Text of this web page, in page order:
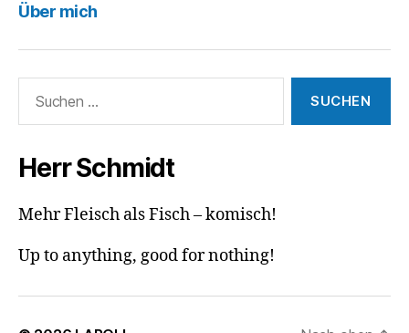
Über mich
nach:
Herr Schmidt
Mehr Fleisch als Fisch – komisch!
Up to anything, good for nothing!